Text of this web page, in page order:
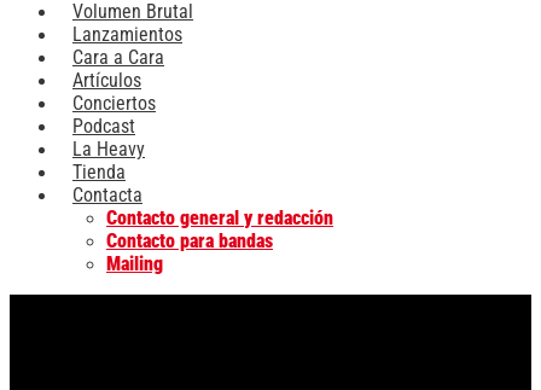
Volumen Brutal
Lanzamientos
Cara a Cara
Artículos
Conciertos
Podcast
La Heavy
Tienda
Contacta
Contacto general y redacción
Contacto para bandas
Mailing